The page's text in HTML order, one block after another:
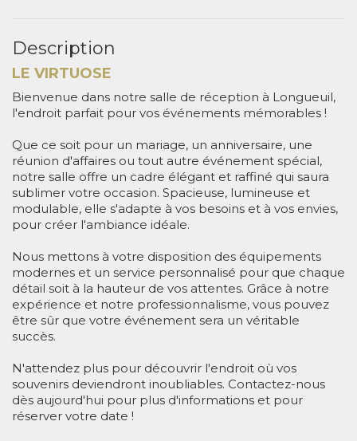
Description
LE VIRTUOSE
Bienvenue dans notre salle de réception à Longueuil,
l'endroit parfait pour vos événements mémorables !
Que ce soit pour un mariage, un anniversaire, une
réunion d'affaires ou tout autre événement spécial,
notre salle offre un cadre élégant et raffiné qui saura
sublimer votre occasion. Spacieuse, lumineuse et
modulable, elle s'adapte à vos besoins et à vos envies,
pour créer l'ambiance idéale.
Nous mettons à votre disposition des équipements
modernes et un service personnalisé pour que chaque
détail soit à la hauteur de vos attentes. Grâce à notre
expérience et notre professionnalisme, vous pouvez
être sûr que votre événement sera un véritable
succès.
N'attendez plus pour découvrir l'endroit où vos
souvenirs deviendront inoubliables. Contactez-nous
dès aujourd'hui pour plus d'informations et pour
réserver votre date !